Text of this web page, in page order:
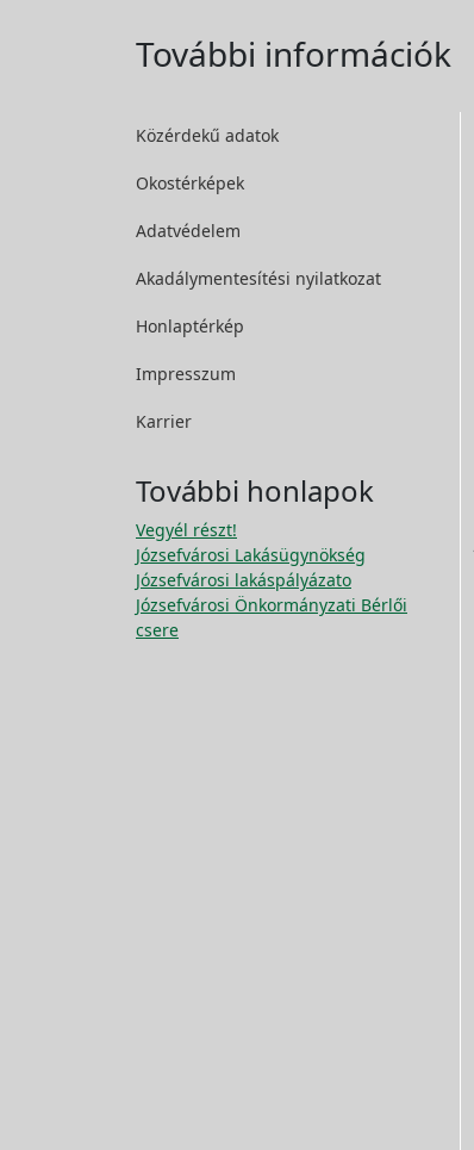
További információk
Közérdekű adatok
Okostérképek
Adatvédelem
Akadálymentesítési nyilatkozat
Honlaptérkép
Impresszum
Karrier
További honlapok
Vegyél részt!
Józsefvárosi Lakásügynökség
Józsefvárosi lakáspályázato
Józsefvárosi Önkormányzati Bérlői
csere